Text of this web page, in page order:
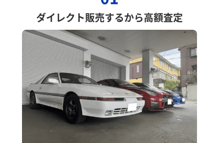
ダイレクト販売するから高額査定